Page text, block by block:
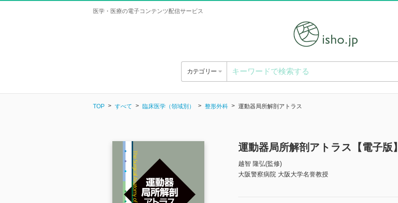
医学・医療の電子コンテンツ配信サービス
カテゴリー
TOP すべて 臨床医学（領域別） 整形外科 運動器局所解剖アトラス
運動器局所解剖アトラス【電子版】
越智 隆弘(監修)
大阪警察病院 大阪大学名誉教授